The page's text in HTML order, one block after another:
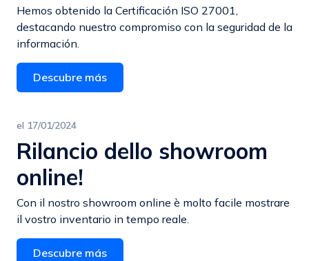
Hemos obtenido la Certificación ISO 27001,
destacando nuestro compromiso con la seguridad de la
información.
Descubre más
el 17/01/2024
Rilancio dello showroom
online!
Con il nostro showroom online è molto facile mostrare
il vostro inventario in tempo reale.
Descubre más